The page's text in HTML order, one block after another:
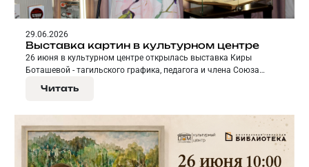
29.06.2026
Выставка картин в культурном центре
26 июня в культурном центре открылась выставка Киры
Боташевой - тагильского графика, педагога и члена Союза
Читать